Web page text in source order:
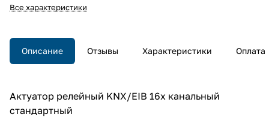
Все характеристики
Описание Отзывы Характеристики Оплата
Актуатор релейный KNX/EIB 16х канальный
стандартный